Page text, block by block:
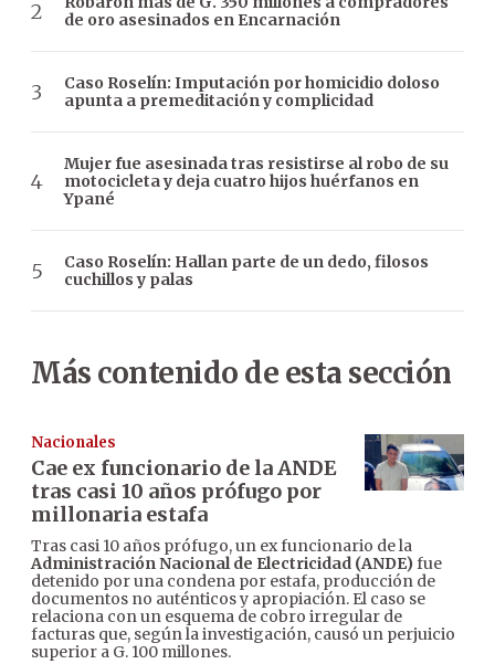
de oro asesinados en Encarnación
Caso Roselín: Imputación por homicidio doloso
apunta a premeditación y complicidad
Mujer fue asesinada tras resistirse al robo de su
motocicleta y deja cuatro hijos huérfanos en
Ypané
Caso Roselín: Hallan parte de un dedo, filosos
cuchillos y palas
Más contenido de esta sección
Nacionales
Cae ex funcionario de la ANDE
tras casi 10 años prófugo por
millonaria estafa
Tras casi 10 años prófugo, un ex funcionario de la
Administración Nacional de Electricidad (ANDE)fue
detenido por una condena por estafa, producción de
documentos no auténticos y apropiación. El caso se
relaciona con un esquema de cobro irregular de
facturas que, según la investigación, causó un perjuicio
superior a G. 100 millones.